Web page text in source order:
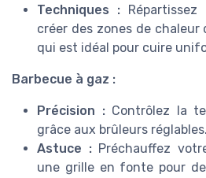
Techniques :
créer des zones de
qui est idéal pour cuire
Barbecue à gaz :
Précision :Contrôlez la
grâce aux brûleurs réglables.
Astuce :Préchauffez
une grille en fonte pour